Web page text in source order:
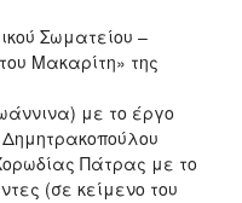
Σωματείου –
Μακαρίτη» της
με το έργο
Δημητρακοπούλου
Πάτρας με το
(σε κείμενο του